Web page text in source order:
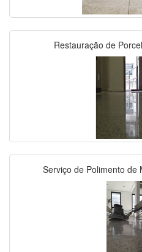
Restauração de
Serviço de Polimento